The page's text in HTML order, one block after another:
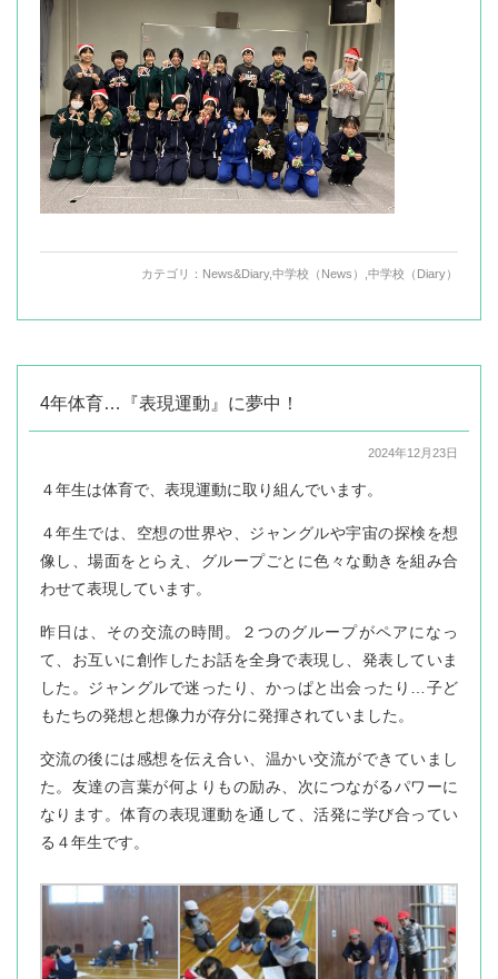
カテゴリ： News&Diary,中学校（News） 中学校（Diary）
4年体育…『表現運動』に夢中！
2024年12月23日
４年生は体育で、表現運動に取り組んでいます。
４年生では、空想の世界や、ジャングルや宇宙の探検を想
像し、場面をとらえ、グループごとに色々な動きを組み合
わせて表現しています。
昨日は、その交流の時間。２つのグループがペアになっ
て、お互いに創作したお話を全身で表現し、発表していま
した。ジャングルで迷ったり、かっぱと出会ったり…子ど
もたちの発想と想像力が存分に発揮されていました。
交流の後には感想を伝え合い、温かい交流ができていまし
た。友達の言葉が何よりもの励み、次につながるパワーに
なります。体育の表現運動を通して、活発に学び合ってい
る４年生です。